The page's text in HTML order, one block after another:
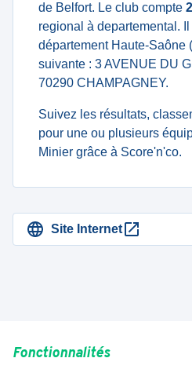
de Belfort. Le club compte
regional à departemental.
département Haute-Saône
suivante : 3 AVENUE DU
70290 CHAMPAGNEY.
Suivez les résultats,
pour une ou plusieurs
Minier grâce à Score'n'co.
Site Internet
Fonctionnalités